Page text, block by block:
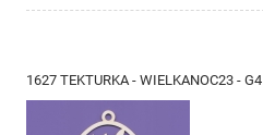
1627 TEKTURKA - WIELKANOC23 - G4